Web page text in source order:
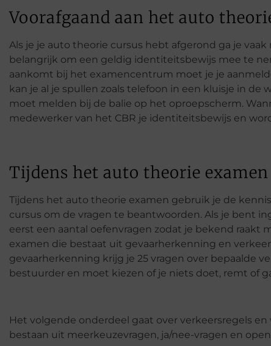
Voorafgaand aan het auto
Als je je auto theorie cursus hebt afgerond ga je
belangrijk om een geldig identiteitsbewijs mee te
aankomt bij het examencentrum moet je je
kan je al je spullen zoals telefoon in een kluisje in de
moet melden bij de balie op het oproepscherm.
medewerker van het CBR je identiteitsbewijs en
Tijdens het auto theorie examen
Tijdens het auto theorie examen gebruik je de
cursus om de vragen te beantwoorden. Als je bent
eerst een aantal oefenvragen zodat je bekend raakt
examen die bestaat uit gevaarherkenning en
gevaarherkenning krijg je 25 vragen over bepaalde
bestuurder en moet kiezen of je niets doet, remt of
Het volgende onderdeel gaat over verkeersregels
bestaan uit meerkeuzevragen, ja/nee-vragen en